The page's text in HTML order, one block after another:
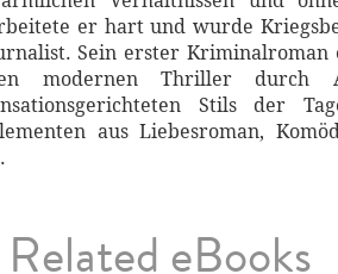
er hart und wurde
Sein erster Kriminalroman
modernen Thriller durch
Stils der
aus Liebesroman,
Related eBooks